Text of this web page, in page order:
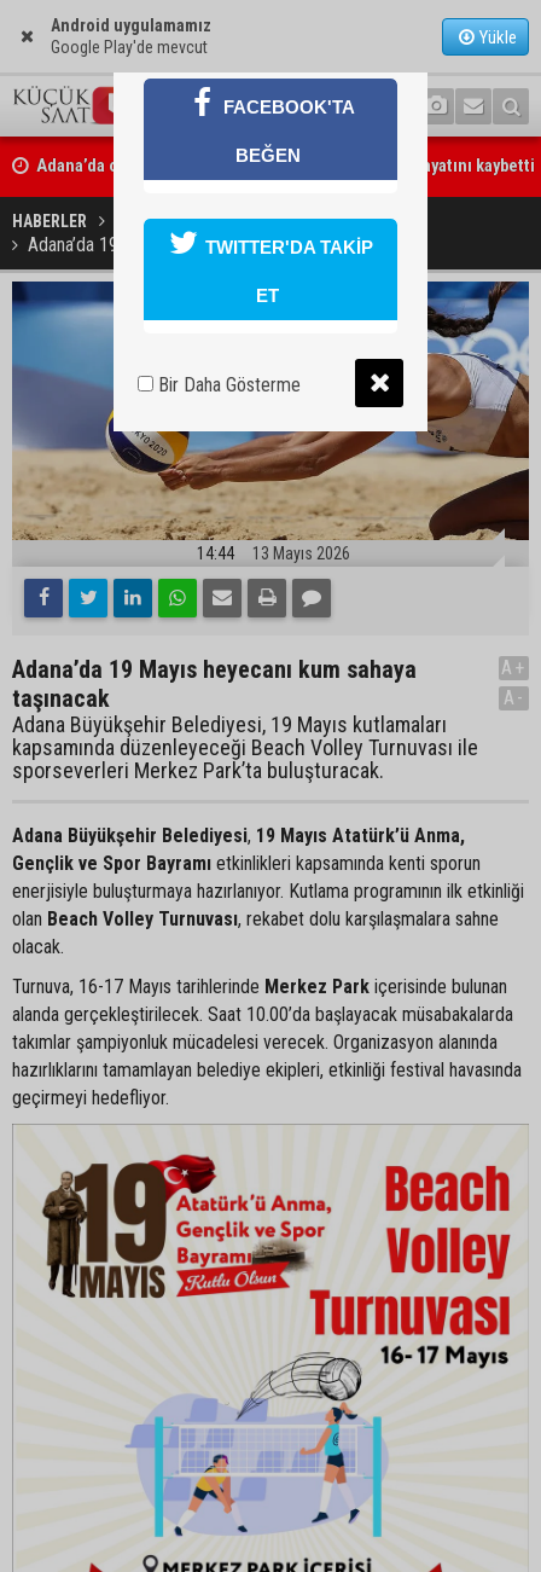
Android uygulamamız
Google Play'de mevcut
Yükle
Adana’da oto kilit iş yerinde esrarengiz olay: 2 kişi hayatını kaybetti
CHP Adana Milletvekili Dr. Müzeyyen Şevkin: “Akdeniz bir atık
dönüşmemeli”
HABERLER SPOR
Adana’da 19 Mayıs heyecanı kum sahaya taşınacak
14:44 13 Mayıs 2026
Adana’da 19 Mayıs heyecanı kum sahaya
taşınacak
Adana Büyükşehir Belediyesi, 19 Mayıs kutlamaları
kapsamında düzenleyeceği Beach Volley Turnuvası ile
sporseverleri Merkez Park’ta buluşturacak.
A+
A-
Adana Büyükşehir Belediyesi, 19 Mayıs Atatürk’ü Anma,
Gençlik ve Spor Bayramı etkinlikleri kapsamında kenti sporun
enerjisiyle buluşturmaya hazırlanıyor. Kutlama programının ilk etkinliği
olan Beach Volley Turnuvası, rekabet dolu karşılaşmalara sahne
olacak.
Turnuva, 16-17 Mayıs tarihlerinde Merkez Park içerisinde bulunan
alanda gerçekleştirilecek. Saat 10.00’da başlayacak müsabakalarda
takımlar şampiyonluk mücadelesi verecek. Organizasyon alanında
hazırlıklarını tamamlayan belediye ekipleri, etkinliği festival havasında
geçirmeyi hedefliyor.
FACEBOOK'TA
BEĞEN
TWITTER'DA TAKİP
ET
Bir Daha Gösterme